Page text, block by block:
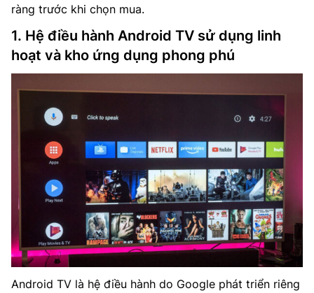
ràng trước khi chọn mua.
1. Hệ điều hành Android TV sử dụng linh
hoạt và kho ứng dụng phong phú
Android TV là hệ điều hành do Google phát triển riêng